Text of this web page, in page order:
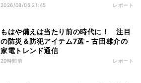
2026/08/05 21:45 レポート
もはや備えは当たり前の時代に！ 注目
の防災＆防犯アイテム7選 - 古田雄介の
家電トレンド通信
20時間前 レポート